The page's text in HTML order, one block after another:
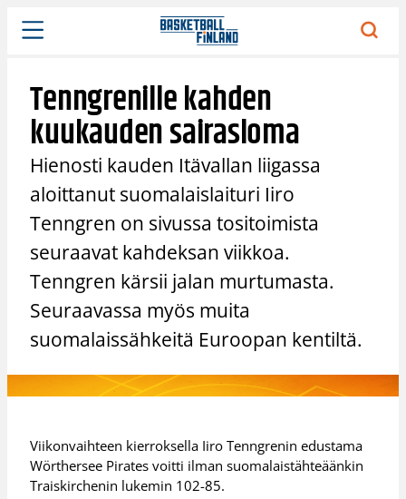
Siirry
sisältöön
Tenngrenille kahden
kuukauden sairasloma
Hienosti kauden Itävallan liigassa
aloittanut suomalaislaituri Iiro
Tenngren on sivussa tositoimista
seuraavat kahdeksan viikkoa.
Tenngren kärsii jalan murtumasta.
Seuraavassa myös muita
suomalaissähkeitä Euroopan kentiltä.
Viikonvaihteen kierroksella Iiro Tenngrenin edustama
Wörthersee Pirates voitti ilman suomalaistähteäänkin
Traiskirchenin lukemin 102-85.